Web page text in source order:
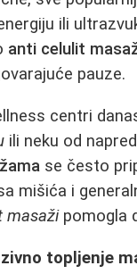
ili
anti celulit
pauze.
centri
ili neku od
se često
mišića i
masažipomogla
topljenje